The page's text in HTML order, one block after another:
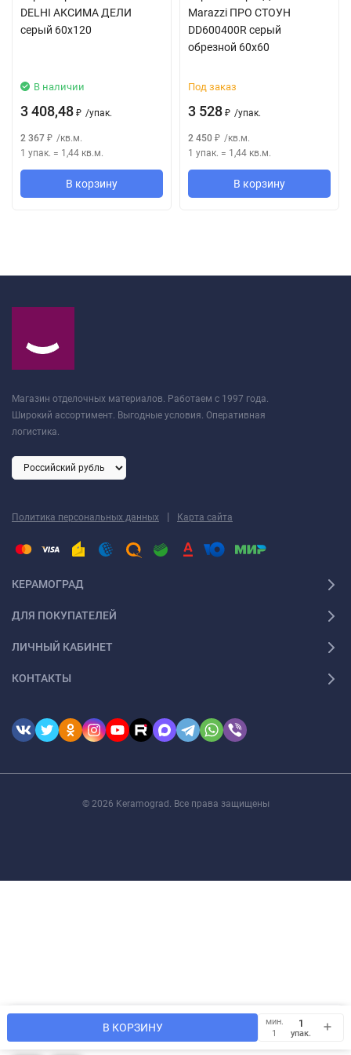
В КОРЗИНУ
мин.
1
упак.
DELHI АКСИМА ДЕЛИ
серый 60x120
В наличии
3 408,48 ₽ /упак.
2 367 ₽ /кв.м.
1 упак. = 1,44 кв.м.
В корзину
Marazzi ПРО СТОУН
DD600400R серый
обрезной 60x60
Под заказ
3 528 ₽ /упак.
2 450 ₽ /кв.м.
1 упак. = 1,44 кв.м.
В корзину
Магазин отделочных материалов. Работаем с 1997 года.
Широкий ассортимент. Выгодные условия. Оперативная
логистика.
Политика персональных данных | Карта сайта
КЕРАМОГРАД
ДЛЯ ПОКУПАТЕЛЕЙ
ЛИЧНЫЙ КАБИНЕТ
КОНТАКТЫ
© 2026 Keramograd. Все права защищены
Мы используем файлы cookie, чтобы сайт был лучше для
OK